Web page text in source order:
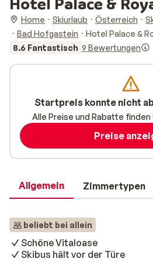
Home Skiurlaub Österreich
Bad Hofgastein
Hotel Palace &
8.6 Fantastisch 9 Bewertungen
Allgemein Zimmertypen
beliebt bei allein
Schöne Vitaloase
Skibus hält vor der Türe
Startpreis konnte nicht
Alle Preise und Rabatte finden
Preise